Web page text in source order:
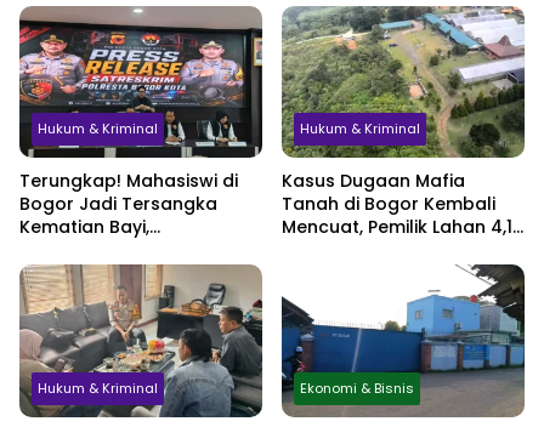
Jadi Sorotan
Hukum & Kriminal
Terungkap! Mahasiswi di
Bogor Jadi Tersangka
Kematian Bayi,
hingga Simpan Jasad di
Lemari
Hukum & Kriminal
Kasus Dugaan Mafia
Tanah di Bogor Kembali
Mencuat, Pemilik Lahan 4,1
Perlindungan Hukum
Hukum & Kriminal Ekonomi & Bisnis